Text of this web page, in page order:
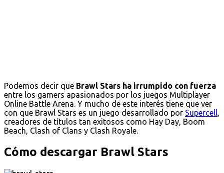
Podemos decir que Brawl Stars ha irrumpido con fuerza
entre los gamers apasionados por los juegos Multiplayer
Online Battle Arena. Y mucho de este interés tiene que ver
con que Brawl Stars es un juego desarrollado por Supercell,
creadores de títulos tan exitosos como Hay Day, Boom
Beach, Clash of Clans y Clash Royale.
Cómo descargar Brawl Stars